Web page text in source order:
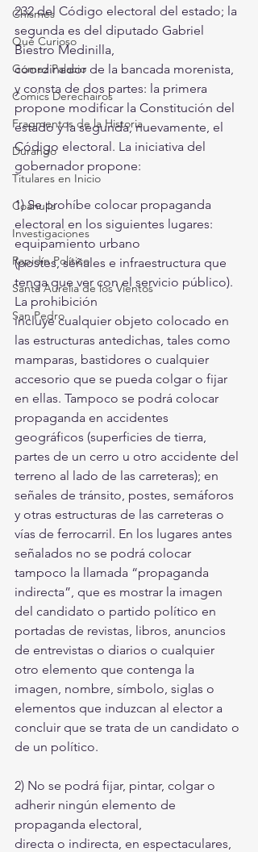
Chismes
Qué Curioso
Gómez Palacio
Comics Derechairos
Fragmentos de la Historia
Durango
Titulares en Inicio
Coahuila
Investigaciones
Rapidín Político
Santa Aurelia de los Vientos
San Pedro
232 del Código electoral del estado; la
segunda es del diputado Gabriel
Biestro Medinilla,
coordinador de la bancada morenista,
y consta de dos partes: la primera
propone modificar la Constitución del
estado y la segunda, nuevamente, el
Código electoral. La iniciativa del
gobernador propone:
1) Se prohíbe colocar propaganda
electoral en los siguientes lugares:
equipamiento urbano
(postes, señales e infraestructura que
tenga que ver con el servicio público).
La prohibición
incluye cualquier objeto colocado en
las estructuras antedichas, tales como
mamparas, bastidores o cualquier
accesorio que se pueda colgar o fijar
en ellas. Tampoco se podrá colocar
propaganda en accidentes
geográficos (superficies de tierra,
partes de un cerro u otro accidente del
terreno al lado de las carreteras); en
señales de tránsito, postes, semáforos
y otras estructuras de las carreteras o
vías de ferrocarril. En los lugares antes
señalados no se podrá colocar
tampoco la llamada “propaganda
indirecta”, que es mostrar la imagen
del candidato o partido político en
portadas de revistas, libros, anuncios
de entrevistas o diarios o cualquier
otro elemento que contenga la
imagen, nombre, símbolo, siglas o
elementos que induzcan al elector a
concluir que se trata de un candidato o
de un político.
2) No se podrá fijar, pintar, colgar o
adherir ningún elemento de
propaganda electoral,
directa o indirecta, en espectaculares,